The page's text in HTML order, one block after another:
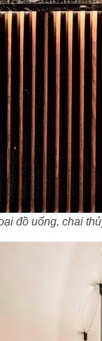
đồ uống, chai